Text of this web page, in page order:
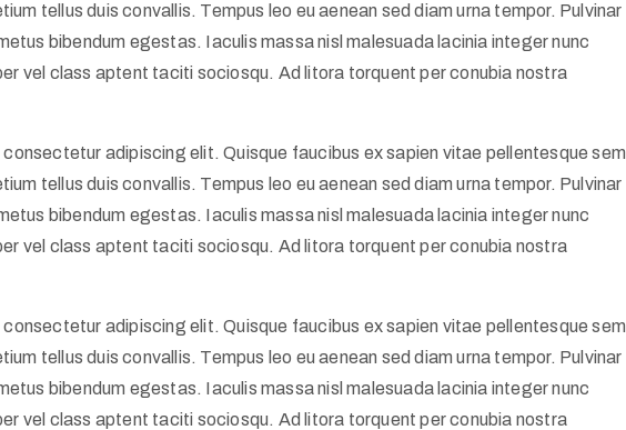
tellus duis convallis. Tempus leo eu aenean sed diam urna tempor. Pulvinar
bibendum egestas. Iaculis massa nisl malesuada lacinia integer nunc
vel class aptent taciti sociosqu. Ad litora torquent per conubia nostra
adipiscing elit. Quisque faucibus ex sapien vitae pellentesque sem
tellus duis convallis. Tempus leo eu aenean sed diam urna tempor. Pulvinar
bibendum egestas. Iaculis massa nisl malesuada lacinia integer nunc
vel class aptent taciti sociosqu. Ad litora torquent per conubia nostra
adipiscing elit. Quisque faucibus ex sapien vitae pellentesque sem
tellus duis convallis. Tempus leo eu aenean sed diam urna tempor. Pulvinar
bibendum egestas. Iaculis massa nisl malesuada lacinia integer nunc
vel class aptent taciti sociosqu. Ad litora torquent per conubia nostra